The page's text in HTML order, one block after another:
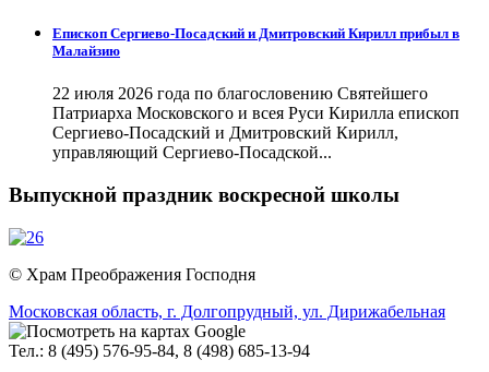
Епископ Сергиево-Посадский и Дмитровский Кирилл прибыл в
Малайзию
22 июля 2026 года по благословению Святейшего
Патриарха Московского и всея Руси Кирилла епископ
Сергиево-Посадский и Дмитровский Кирилл,
управляющий Сергиево-Посадской...
Выпускной праздник воскресной школы
© Храм Преображения Господня
Московская область, г. Долгопрудный, ул. Дирижабельная
Тел.: 8 (495) 576-95-84, 8 (498) 685-13-94